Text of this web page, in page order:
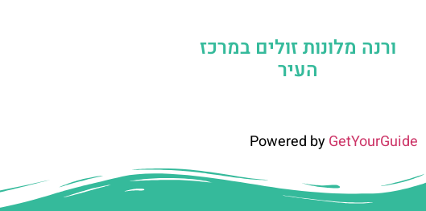
ורנה מלונות זולים במרכז
העיר
Powered byGetYourGuide